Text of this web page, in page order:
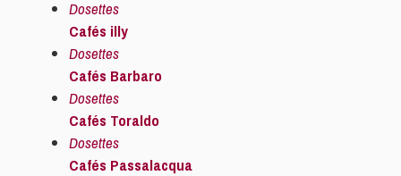
Dosettes
Cafés illy
Dosettes
Cafés Barbaro
Dosettes
Cafés Toraldo
Dosettes
Cafés Passalacqua